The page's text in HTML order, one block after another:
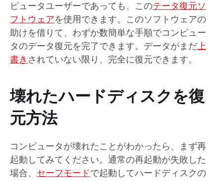
ピュータユーザーであっても、このテータ復元ソ
フトウェアを使用できます。このソフトウェアの
助けを借りて、わずか数簡単な手順でコンピュー
タのデータ復元を完了できます。データがまだ 上
書き されていない限り、完全に復元できます。
壊れたハードディスクを復
元方法
コンピュータが壊れたことがわかったら、まず再
起動してみてください。通常の再起動が失敗した
場合、 セーフモードで起動してハードディスクの